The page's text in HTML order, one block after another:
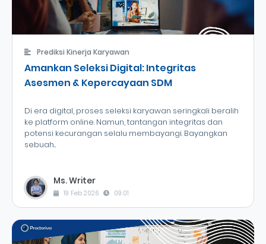
Prediksi Kinerja Karyawan
Amankan Seleksi Digital: Integritas
Asesmen & Kepercayaan SDM
Di era digital, proses seleksi karyawan seringkali beralih
ke platform online. Namun, tantangan integritas dan
potensi kecurangan selalu membayangi. Bayangkan
sebuah...
Ms. Writer
19 Feb 2026 09:01